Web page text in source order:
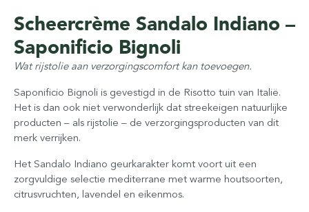
Scheercrème Sandalo Indiano –
Saponificio Bignoli
Wat rijstolie aan verzorgingscomfort kan toevoegen.
Saponificio Bignoli is gevestigd in de Risotto tuin van Italië.
Het is dan ook niet verwonderlijk dat streekeigen natuurlijke
producten – als rijstolie – de verzorgingsproducten van dit
merk verrijken.
Het Sandalo Indiano geurkarakter komt voort uit een
zorgvuldige selectie mediterrane met warme houtsoorten,
citrusvruchten, lavendel en eikenmos.